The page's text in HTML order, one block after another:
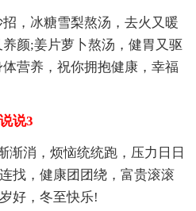
，冰糖雪梨熬汤，去火又暖
颜;姜片萝卜熬汤，健胃又驱
营养，祝你拥抱健康，幸福
说3
渐消，烦恼统统跑，压力日日
找，健康团团绕，富贵滚滚
好，冬至快乐!